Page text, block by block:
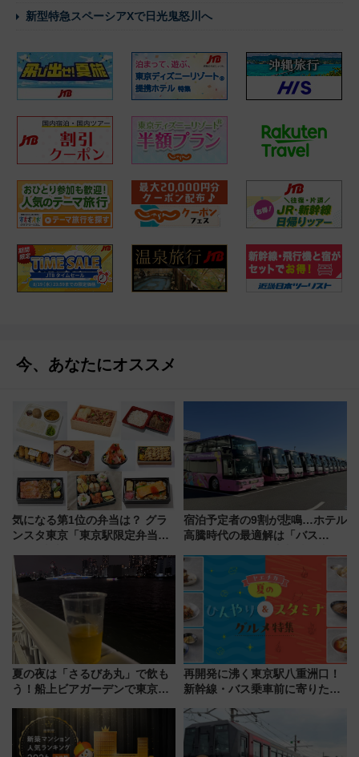
新型特急スペーシアXで日光鬼怒川へ
今、あなたにオススメ
気になる第1位の弁当は？ グラ
ンスタ東京「東京駅限定弁当
宿泊予定者の9割が悲鳴…ホテル
高騰時代の最適解は「バス
した、推し活遠征や観光時のリ
アルな懐事情
夏の夜は「さるびあ丸」で飲も
う！船上ビアガーデンで東京湾
杯……工場直送生ビールや島グ
ルメが美味い
再開発に沸く東京駅八重洲口！
新幹線・バス乗車前に寄りたい
やり＆スタミナグルメ」6選【新
店舗も！】